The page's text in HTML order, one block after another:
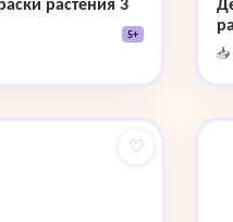
5+
📥
♡